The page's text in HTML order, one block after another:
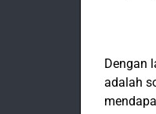
Dengan
adalah